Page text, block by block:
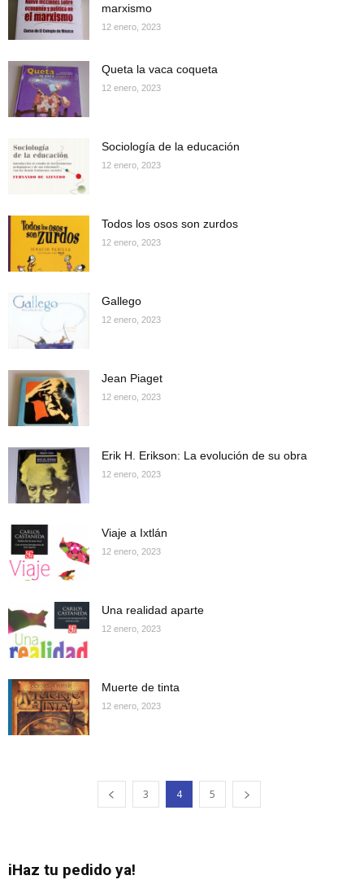
marxismo
12 enero, 2023
Queta la vaca coqueta
12 enero, 2023
Sociología de la educación
12 enero, 2023
Todos los osos son zurdos
12 enero, 2023
Gallego
12 enero, 2023
Jean Piaget
12 enero, 2023
Erik H. Erikson: La evolución de su obra
12 enero, 2023
Viaje a Ixtlán
12 enero, 2023
Una realidad aparte
12 enero, 2023
Muerte de tinta
12 enero, 2023
3 4 5
iHaz tu pedido ya!